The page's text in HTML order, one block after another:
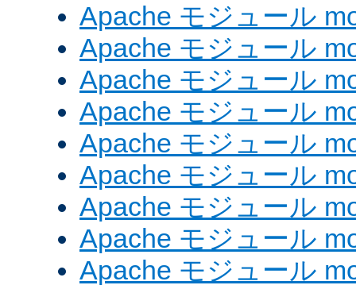
Apache モジュール
Apache モジュール
Apache モジュール
Apache モジュール
Apache モジュール
Apache モジュール
Apache モジュール
Apache モジュール
Apache モジュール